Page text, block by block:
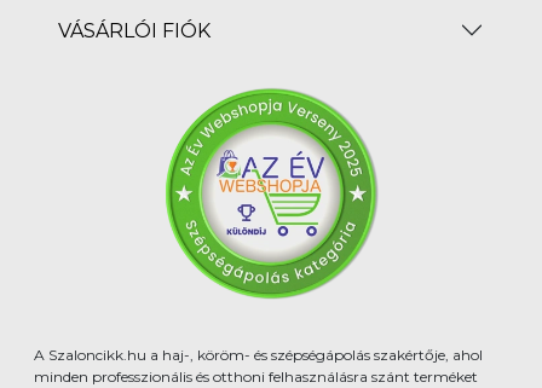
VÁSÁRLÓI FIÓK
A Szaloncikk.hu a haj-, köröm- és szépségápolás szakértője, ahol
minden professzionális és otthoni felhasználásra szánt terméket